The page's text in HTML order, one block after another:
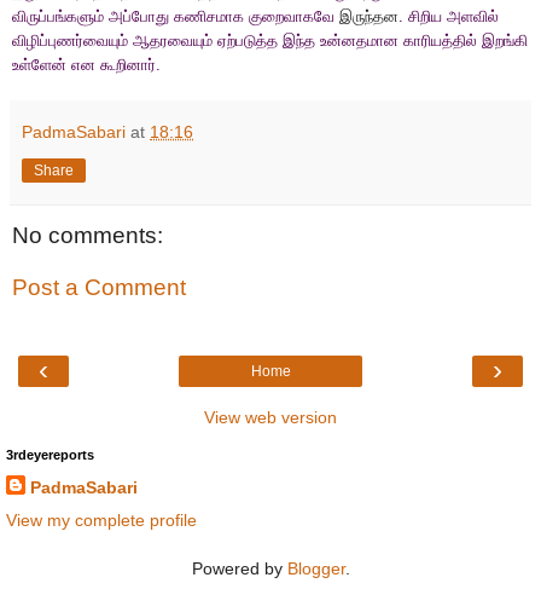
விருப்பங்களும் அப்போது கணிசமாக குறைவாகவே இருந்தன . சிறிய அளவில்
விழிப்புணர்வையும் ஆதரவையும் ஏற்படுத்த இந்த உன்னதமான காரியத்தில் இறங்கி
உள்ளேன் என கூறினார்
PadmaSabari at 18:16
Share
No comments:
Post a Comment
‹ ›
Home
View web version
3rdeyereports
PadmaSabari
View my complete profile
Powered by Blogger.